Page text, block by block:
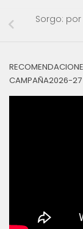
Sorgo:
CAMPAÑA2026-27